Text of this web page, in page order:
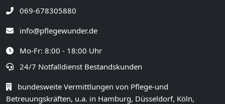
069-678305880
info@pflegewunder.de
Mo-Fr: 8:00 - 18:00 Uhr
24/7 Notfalldienst Bestandskunden
bundesweite Vermittlungen von Pflege-und
Betreuungskräften, u.a. in Hamburg, Düsseldorf, Köln,